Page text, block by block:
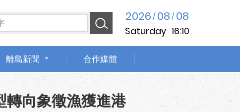
2026/08/08
Saturday 16:10
離島新聞 合作媒體
向象徵漁獲進港